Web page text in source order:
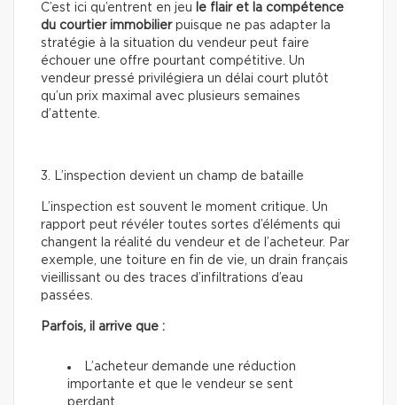
C’est ici qu’entrent en jeu
le flair et la compétence
du courtier immobilierpuisque ne pas adapter la
stratégie à la situation du vendeur peut faire
échouer une offre pourtant compétitive. Un
vendeur pressé privilégiera un délai court plutôt
qu’un prix maximal avec plusieurs semaines
d’attente.
3. L’inspection devient un champ de bataille
L’inspection est souvent le moment critique. Un
rapport peut révéler toutes sortes d’éléments qui
changent la réalité du vendeur et de l’acheteur. Par
exemple, une toiture en fin de vie, un drain français
vieillissant ou des traces d’infiltrations d’eau
passées.
Parfois, il arrive que :
L’acheteur demande une réduction
importante et que le vendeur se sent
perdant.